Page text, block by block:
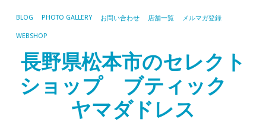
BLOG PHOTO GALLERY お問い合わせ 店舗一覧 メルマガ登録
WEBSHOP
長野県松本市のセレクト
ショップ ブティック
ヤマダドレス